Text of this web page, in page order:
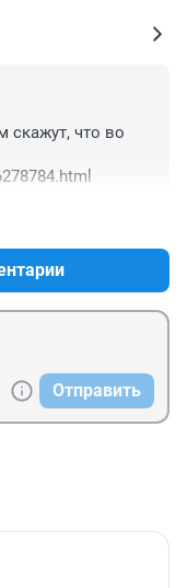
скажут, что во
Отправить